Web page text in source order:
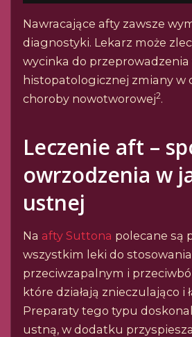
Nawracające afty zawsze
diagnostyki. Lekarz może
wycinka do
histopatologicznej zmiany w
choroby nowotworowej2.
Leczenie aft –
owrzodzenia w
ustnej
Na afty Suttona polecane są
wszystkim leki do
przeciwzapalnym i
które działają znieczulająco i
Preparaty tego typu
ustną, w dodatku